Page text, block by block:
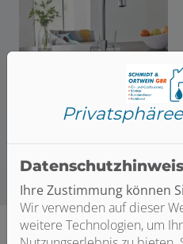
Ihre Zustimmung können
Wir verwenden auf dieser
weitere Technologien, um